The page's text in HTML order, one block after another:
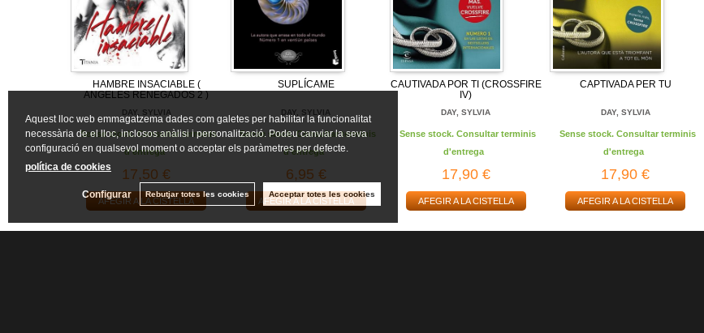
HAMBRE INSACIABLE (
ANGELES RENEGADOS 2 )
DAY, SYLVIA
Sense stock. Consultar terminis
d'entrega
17,50 €
AFEGIR A LA CISTELLA
SUPLÍCAME
DAY, SYLVIA
Sense stock. Consultar terminis
d'entrega
6,95 €
AFEGIR A LA CISTELLA
CAUTIVADA POR TI (CROSSFIRE
IV)
DAY, SYLVIA
Sense stock. Consultar terminis
d'entrega
17,90 €
AFEGIR A LA CISTELLA
CAPTIVADA PER TU
DAY, SYLVIA
Sense stock. Consultar terminis
d'entrega
17,90 €
AFEGIR A LA CISTELLA
Aquest lloc web emmagatzema dades com galetes per habilitar la funcionalitat
necessària de el lloc, inclosos anàlisi i personalització. Podeu canviar la seva
configuració en qualsevol moment o acceptar els paràmetres per defecte.
política de cookies
Configurar Rebutjar totes les cookies Acceptar totes les cookies